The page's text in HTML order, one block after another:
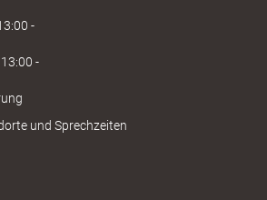
-
-
und Sprechzeiten